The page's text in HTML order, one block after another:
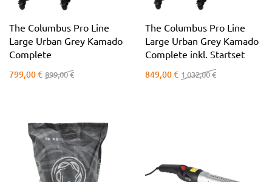
The Columbus Pro Line
Large Urban Grey Kamado
Complete
799,00 € 899,00 €
The Columbus Pro Line
Large Urban Grey Kamado
Complete inkl. Startset
849,00 € 1.032,00 €